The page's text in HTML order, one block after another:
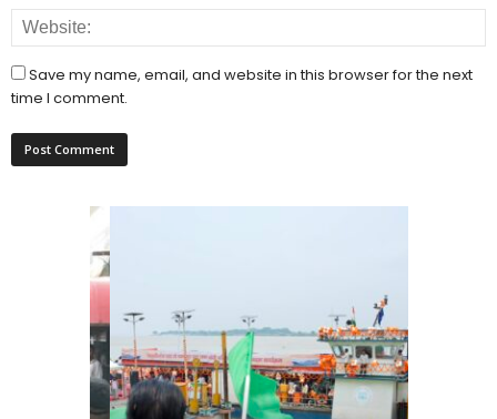
Save my name, email, and website in this browser for the next
time I comment.